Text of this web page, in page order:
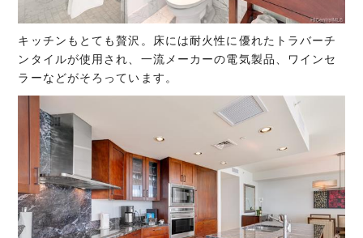
キッチンもとても贅沢。床には耐火性に優れたトラバーチ
ンタイルが使用され、一流メーカーの電気製品、ワインセ
ラーなどがそろっています。